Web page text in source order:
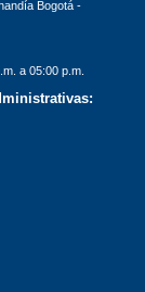
Bogotá -
a 05:00 p.m.